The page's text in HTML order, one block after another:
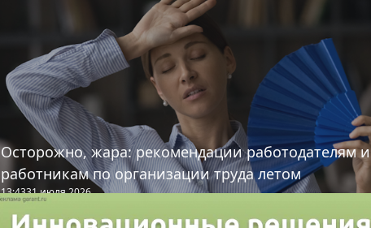
Осторожно, жара: рекомендации работодателям и
работникам по организации труда летом
13:4331 июля 2026